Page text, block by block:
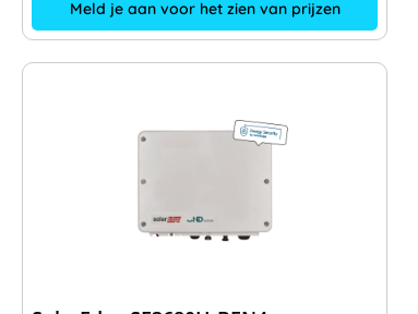
Meld je aan voor het zien van prijzen